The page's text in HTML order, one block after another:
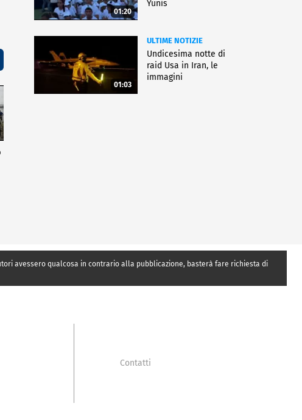
01:20
Yunis
01:03
ULTIME NOTIZIE
Undicesima notte di
raid Usa in Iran, le
immagini
avessero qualcosa in contrario alla pubblicazione, basterà fare richiesta di
Contatti